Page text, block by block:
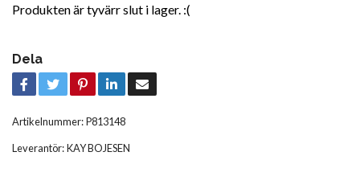
Produkten är tyvärr slut i lager. :(
Dela
Artikelnummer:P813148
Leverantör:KAY BOJESEN